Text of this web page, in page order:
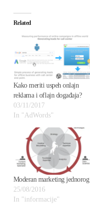
Related
Kako meriti uspeh onlajn
reklama i oflajn događaja?
03/11/2017
In "AdWords"
Moderan marketing jednorog
25/08/2016
In "informacije"